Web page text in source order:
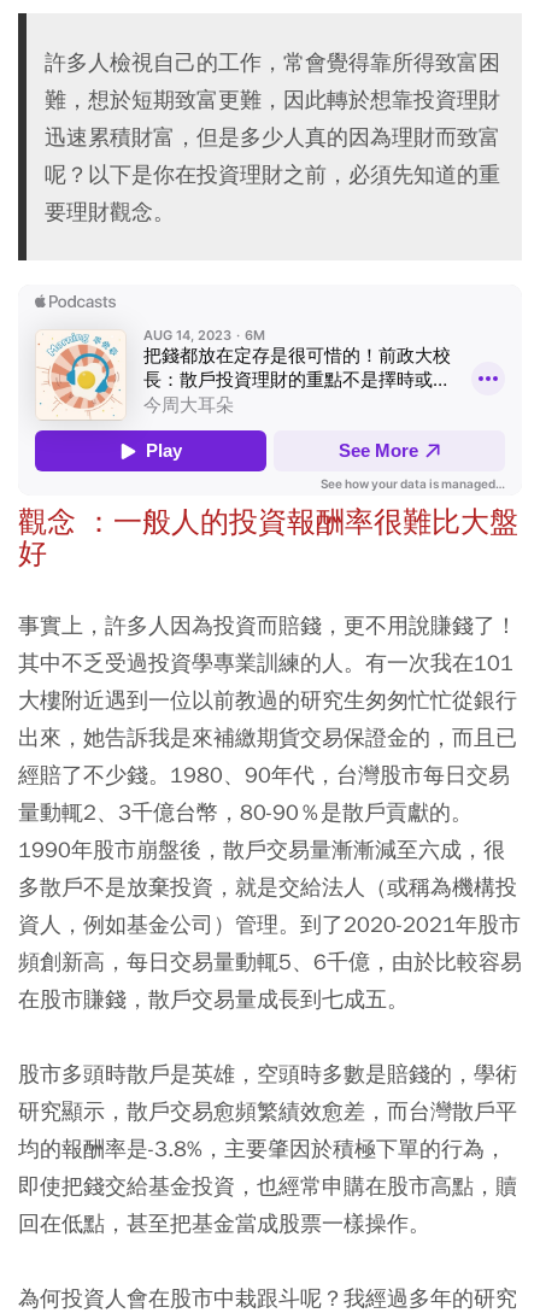
許多人檢視自己的工作，常會覺得靠所得致富困
難，想於短期致富更難，因此轉於想靠投資理財
迅速累積財富，但是多少人真的因為理財而致富
呢？以下是你在投資理財之前，必須先知道的重
要理財觀念。
觀念 ：一般人的投資報酬率很難比大盤
好
事實上，許多人因為投資而賠錢，更不用說賺錢了！
其中不乏受過投資學專業訓練的人。有一次我在101
大樓附近遇到一位以前教過的研究生匆匆忙忙從銀行
出來，她告訴我是來補繳期貨交易保證金的，而且已
經賠了不少錢。1980、90年代，台灣股市每日交易
量動輒2、3千億台幣，80-90％是散戶貢獻的。
1990年股市崩盤後，散戶交易量漸漸減至六成，很
多散戶不是放棄投資，就是交給法人（或稱為機構投
資人，例如基金公司）管理。到了2020-2021年股市
頻創新高，每日交易量動輒5、6千億，由於比較容易
在股市賺錢，散戶交易量成長到七成五。
股市多頭時散戶是英雄，空頭時多數是賠錢的，學術
研究顯示，散戶交易愈頻繁績效愈差，而台灣散戶平
均的報酬率是-3.8%，主要肇因於積極下單的行為，
即使把錢交給基金投資，也經常申購在股市高點，贖
回在低點，甚至把基金當成股票一樣操作。
為何投資人會在股市中栽跟斗呢？我經過多年的研究